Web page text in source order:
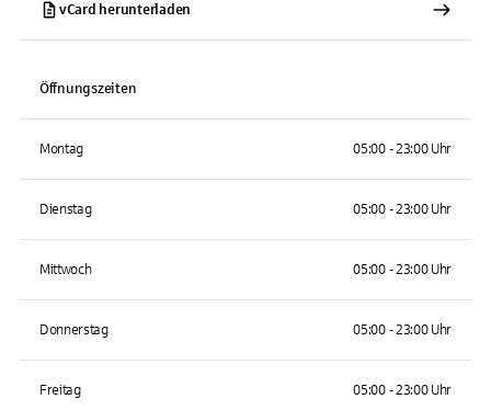
vCard herunterladen
Öffnungszeiten
Montag 05:00 - 23:00 Uhr
Dienstag 05:00 - 23:00 Uhr
Mittwoch 05:00 - 23:00 Uhr
Donnerstag 05:00 - 23:00 Uhr
Freitag 05:00 - 23:00 Uhr